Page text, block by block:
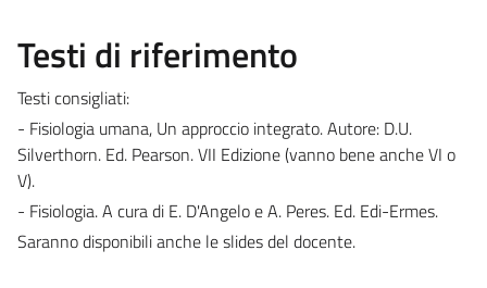
Testi di riferimento
Testi consigliati:
- Fisiologia umana, Un approccio integrato. Autore: D.U.
Silverthorn. Ed. Pearson. VII Edizione (vanno bene anche VI o
V).
- Fisiologia. A cura di E. D'Angelo e A. Peres. Ed. Edi-Ermes.
Saranno disponibili anche le slides del docente.